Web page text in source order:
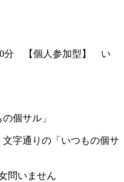
個サル」
字通りの「いつもの個サ
問いません